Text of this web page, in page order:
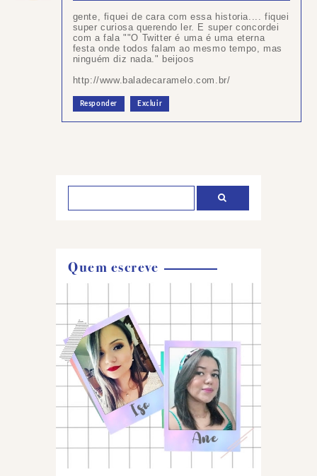
gente, fiquei de cara com essa historia.... fiquei
super curiosa querendo ler. E super concordei
com a fala ""O Twitter é uma é uma eterna
festa onde todos falam ao mesmo tempo, mas
ninguém diz nada." beijoos
http://www.baladecaramelo.com.br/
Responder Excluir
Quem escreve